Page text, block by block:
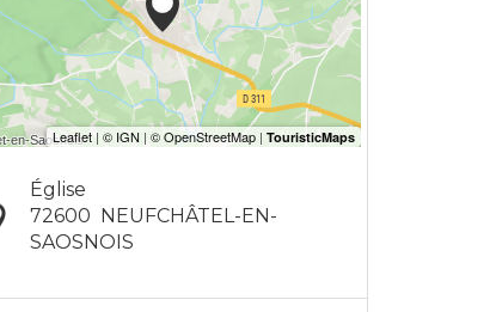
Église
72600
NEUFCHÂTEL-EN-
SAOSNOIS